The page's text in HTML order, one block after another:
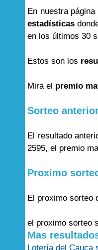
En nuestra
estadísticas
en los últimos 30
Estos son los
Mira el premio
Sorteo
El resultado
2595, el premio
Proximo
El proximo sorteo
el proximo sorteo
Mas
Lotería del Cauca